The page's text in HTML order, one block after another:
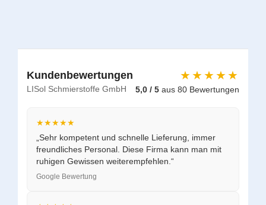
Kundenbewertungen
LISol Schmierstoffe GmbH
★★★★★
5,0 / 5 aus 80 Bewertungen
★★★★★
„Sehr kompetent und schnelle Lieferung, immer
freundliches Personal. Diese Firma kann man mit
ruhigen Gewissen weiterempfehlen.“
Google Bewertung